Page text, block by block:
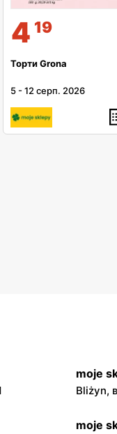
4 19
Торти Grona
5 -12 серп. 2026
moje
Bliżyn,
moje